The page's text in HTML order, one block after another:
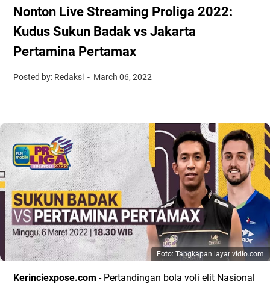
Nonton Live Streaming Proliga 2022:
Kudus Sukun Badak vs Jakarta
Pertamina Pertamax
Posted by: Redaksi March 06, 2022
Foto: Tangkapan layar vidio.com
Kerinciexpose.com - Pertandingan bola voli elit Nasional